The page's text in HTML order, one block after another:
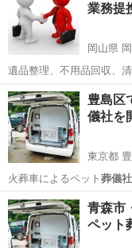
業務提
岡山県
遺品整理、不用品回収、清
屋、リサイクルショッ…
岡山 岡山市 その他
豊島区
儀社を
東京都
火葬車によるペット 葬儀社
起業をする… ジネスとし
車を使用した葬儀社開業
東京 豊島区 ペット
青森市
ペット